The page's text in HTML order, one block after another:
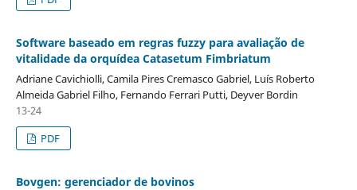
Software baseado em regras fuzzy para avaliação de
vitalidade da orquídea Catasetum Fimbriatum
Adriane Cavichiolli, Camila Pires Cremasco Gabriel, Luís Roberto
Almeida Gabriel Filho, Fernando Ferrari Putti, Deyver Bordin
13-24
PDF
Bovgen: gerenciador de bovinos